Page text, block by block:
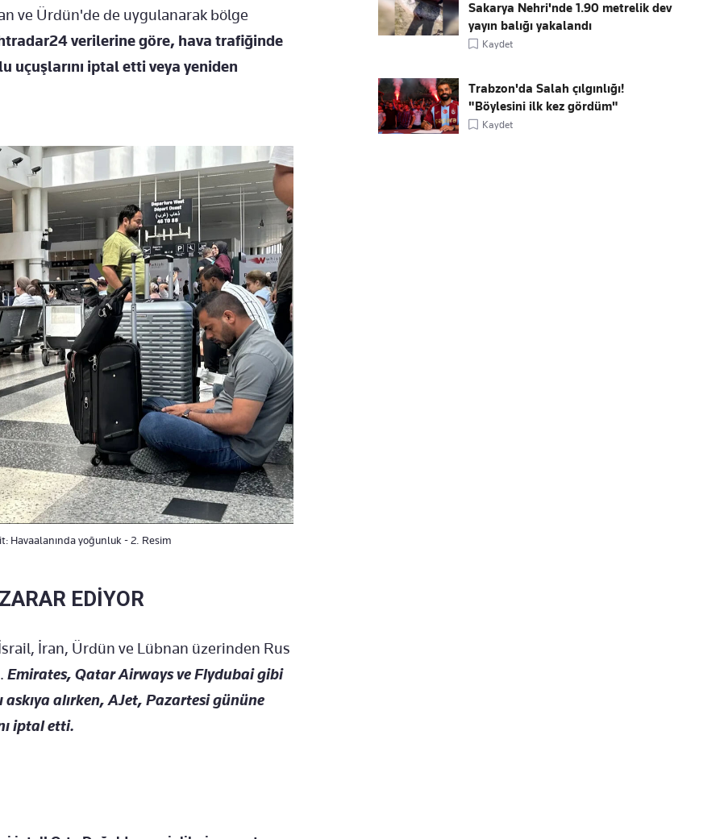
ve Ürdün'de de uygulanarak bölge
verilerine göre, hava trafiğinde
uçuşlarını iptal etti veya yeniden
Havaalanında yoğunluk - 2. Resim
EDİYOR
İsrail, İran, Ürdün ve Lübnan üzerinden Rus
Emirates, Qatar Airways ve Flydubai gibi
alırken, AJet, Pazartesi gününe
iptal etti.
Sakarya Nehri'nde 1.90 metrelik dev
yayın balığı yakalandı
Kaydet
Trabzon'da Salah çılgınlığı!
"Böylesini ilk kez gördüm"
Kaydet